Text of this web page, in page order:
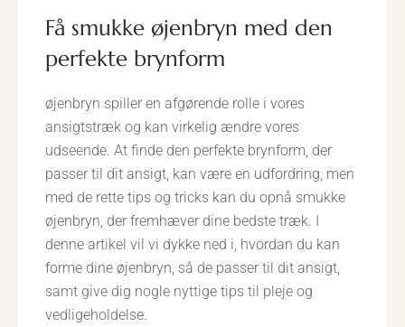
få smukke øjenbryn med den
perfekte brynform
øjenbryn spiller en afgørende rolle i vores
ansigtstræk og kan virkelig ændre vores
udseende. At finde den perfekte brynform, der
passer til dit ansigt, kan være en udfordring, men
med de rette tips og tricks kan du opnå smukke
øjenbryn, der fremhæver dine bedste træk. I
denne artikel vil vi dykke ned i, hvordan du kan
forme dine øjenbryn, så de passer til dit ansigt,
samt give dig nogle nyttige tips til pleje og
vedligeholdelse.